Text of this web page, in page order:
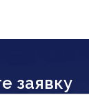
заявку